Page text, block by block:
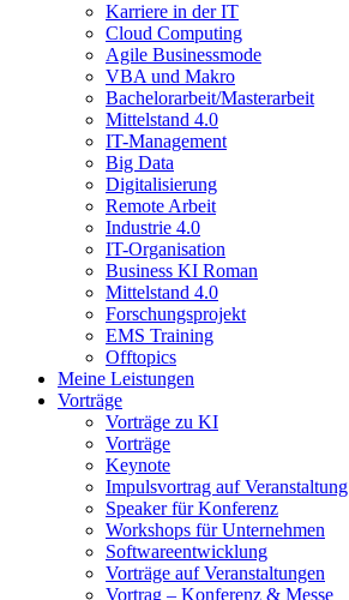
Karriere in der IT
Cloud Computing
Agile Businessmode
VBA und Makro
Bachelorarbeit/Masterarbeit
Mittelstand 4.0
IT-Management
Big Data
Digitalisierung
Remote Arbeit
Industrie 4.0
IT-Organisation
Business KI Roman
Mittelstand 4.0
Forschungsprojekt
EMS Training
Offtopics
Meine Leistungen
Vorträge
Vorträge zu KI
Vorträge
Keynote
Impulsvortrag auf Veranstaltung
Speaker für Konferenz
Workshops für Unternehmen
Softwareentwicklung
Vorträge auf Veranstaltungen
Vortrag – Konferenz & Messe